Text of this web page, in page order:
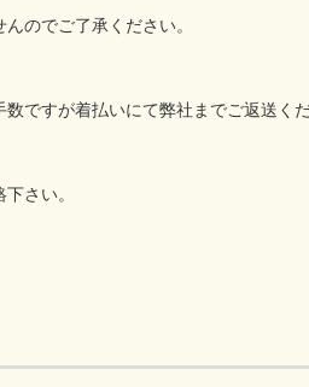
のでご了承ください。
ですが着払いにて弊社までご返送く
さい。